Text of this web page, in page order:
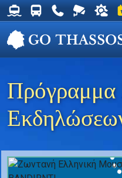
Δρομολόγια Φέρυ για Θάσο
Δρομολόγια
ΧρήσιμαΖωντανή
Ο